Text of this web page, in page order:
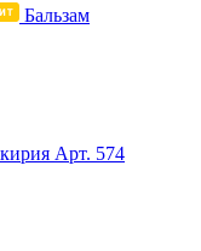
Бальзам
Арт. 574